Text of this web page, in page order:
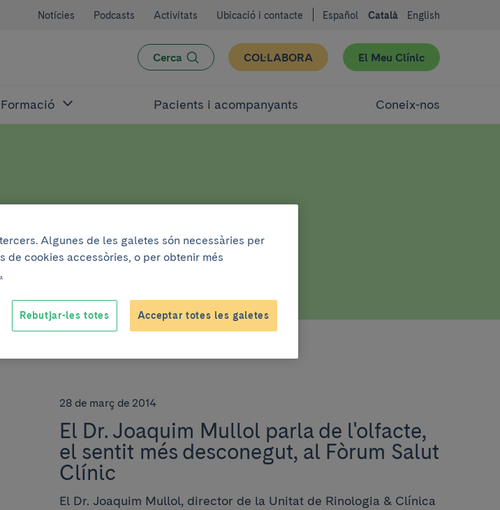
Notícies Podcasts Activitats Ubicació i contacte Español Català English
Cerca COL·LABORA El Meu Clínic
Pacients i acompanyants Coneix-nos
2014
28 de març de 2014
El Dr. Joaquim Mullol parla de l'olfacte,
el sentit més desconegut, al Fòrum Salut
Clínic
El Dr. Joaquim Mullol, director de la Unitat de Rinologia & Clínica
Algunes de les galetes són necessàries per
de cookies accessòries, o per obtenir més
Rebutjar-les totes Acceptar totes les galetes